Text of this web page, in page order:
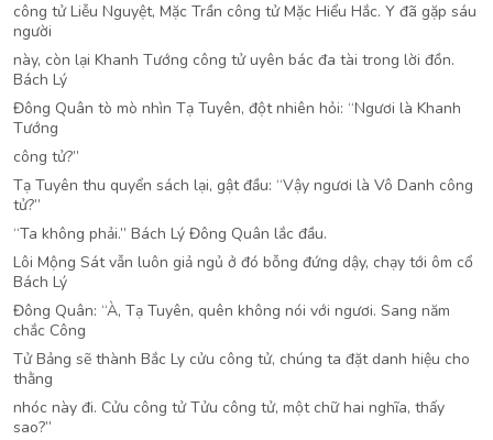
công tử Liễu Nguyệt, Mặc Trần công tử Mặc Hiểu Hắc. Y đã gặp sáu
người
này, còn lại Khanh Tướng công tử uyên bác đa tài trong lời đồn.
Bách Lý
Đông Quân tò mò nhìn Tạ Tuyên, đột nhiên hỏi: “Ngươi là Khanh
Tướng
công tử?”
Tạ Tuyên thu quyển sách lại, gật đầu: “Vậy ngươi là Vô Danh công
tử?”
“Ta không phải.” Bách Lý Đông Quân lắc đầu.
Lôi Mộng Sát vẫn luôn giả ngủ ở đó bỗng đứng dậy, chạy tới ôm cổ
Bách Lý
Đông Quân: “À, Tạ Tuyên, quên không nói với ngươi. Sang năm
chắc Công
Tử Bảng sẽ thành Bắc Ly cửu công tử, chúng ta đặt danh hiệu cho
thằng
nhóc này đi. Cửu công tử Tửu công tử, một chữ hai nghĩa, thấy
sao?”